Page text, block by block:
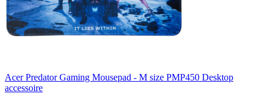
Acer Predator Gaming Mousepad - M size PMP450 Desktop
accessoire